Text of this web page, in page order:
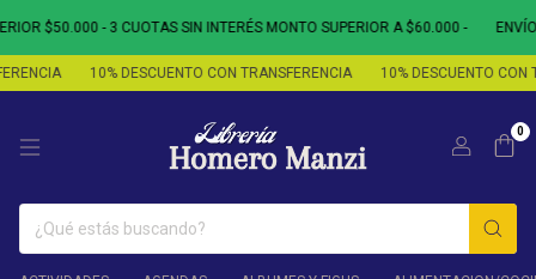
$50.000 - 3 CUOTAS SIN INTERÉS MONTO SUPERIOR A $60.000 -
10% DESCUENTO CON TRANSFERENCIA 10% DESCUENTO CON
0